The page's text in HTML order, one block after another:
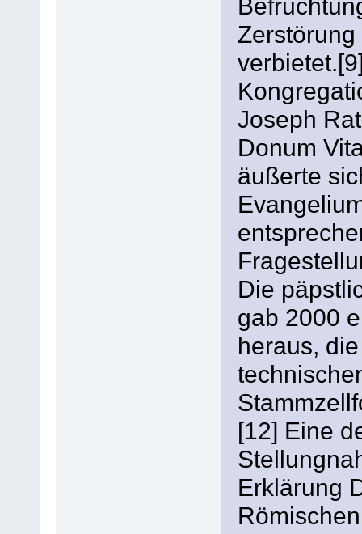
Joseph
Donum
äußerte
Die
gab 2000
heraus,
[12] Eine
Erklärung